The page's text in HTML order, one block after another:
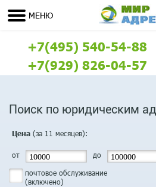
МЕНЮ
+7(495) 540-54-88
+7(929) 826-04-57
Поиск по юридическим
Цена (за 11 месяцев):
от до
почтовое обслуживание
(включено)